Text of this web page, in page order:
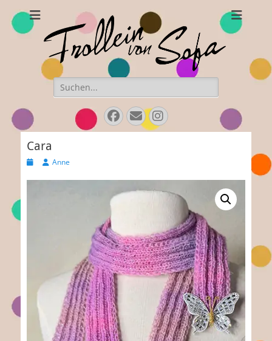
Frollein von Sofa
Handgefertigte Hüte und Accessoires
Suchen
nach:
Facebook
E-
Mail
Instagram
Cara
Veröffentlicht
AutorAnne